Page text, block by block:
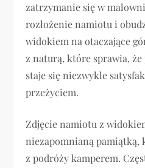
zatrzymanie się w
rozłożenie namiotu i
widokiem na otaczające
z naturą, które sprawia,
staje się niezwykle
przeżyciem.
Zdjęcie namiotu z
niezapomnianą
z podróży kamperem.